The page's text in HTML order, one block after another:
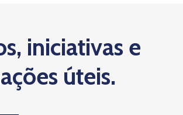
iniciativas e
úteis.